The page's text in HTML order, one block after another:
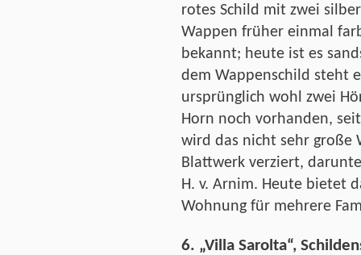
rotes Schild mit zwei
Wappen früher einmal
bekannt; heute ist es
dem Wappenschild steht
ursprünglich wohl zwei
Horn noch vorhanden,
wird das nicht sehr große
Blattwerk verziert,
H. v. Arnim. Heute bietet
Wohnung für mehrere
6. „Villa Sarolta“,